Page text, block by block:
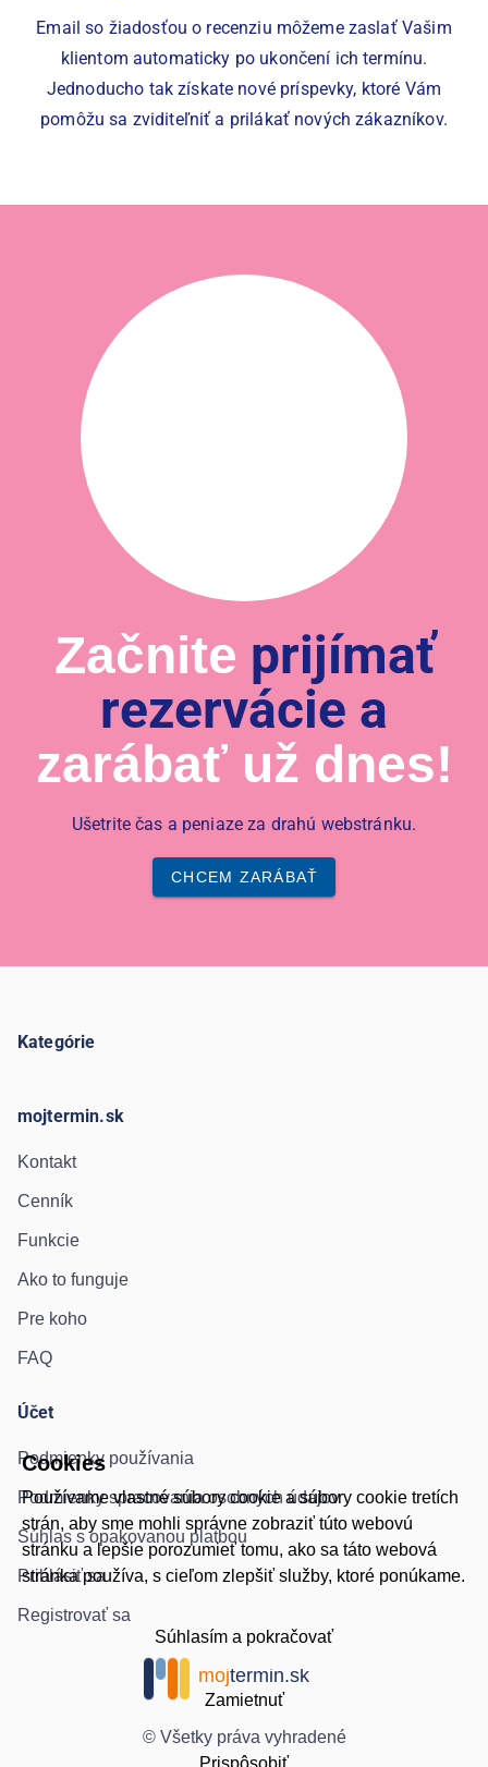
Email so žiadosťou o recenziu môžeme zaslať Vašim
klientom automaticky po ukončení ich termínu.
Jednoducho tak získate nové príspevky, ktoré Vám
pomôžu sa zviditeľniť a prilákať nových zákazníkov.
Začnite prijímať
rezervácie a
zarábať už dnes!
Ušetrite čas a peniaze za drahú webstránku.
CHCEM ZARÁBAŤ
mojtermin.sk
© Všetky práva vyhradené
Kategórie
mojtermin.sk
Kontakt
Cenník
Funkcie
Ako to funguje
Pre koho
FAQ
Účet
Podmienky používania
Podmienky spracovania osobných údajov
Súhlas s opakovanou platbou
Prihlásiť sa
Registrovať sa
Cookies
Používame vlastné súbory cookie a súbory cookie tretích
strán, aby sme mohli správne zobraziť túto webovú
stránku a lepšie porozumieť tomu, ako sa táto webová
stránka používa, s cieľom zlepšiť služby, ktoré ponúkame.
Súhlasím a pokračovať
Zamietnuť
Prispôsobiť